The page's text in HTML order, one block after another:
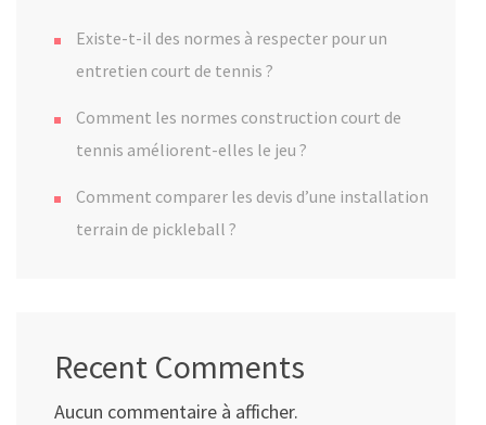
Existe-t-il des normes à respecter pour un
entretien court de tennis ?
Comment les normes construction court de
tennis améliorent-elles le jeu ?
Comment comparer les devis d’une installation
terrain de pickleball ?
Recent Comments
Aucun commentaire à afficher.